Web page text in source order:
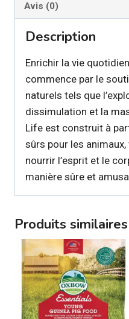
Avis (0)
Description
Enrichir la vie
commence par le
naturels tels que
dissimulation et la
Life est construit à
sûrs pour les
nourrir l’esprit et le
manière sûre et
Produits similaires